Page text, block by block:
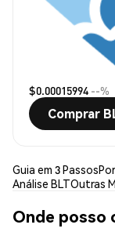
$0.00015994 --%
Comprar
Guia em 3 Passos
Análise BLTOutras
Onde posso